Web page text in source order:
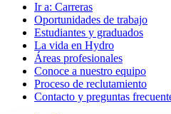
Ir a: Carreras
Oportunidades de trabajo
Estudiantes y graduados
La vida en Hydro
Áreas profesionales
Conoce a nuestro equipo
Proceso de reclutamiento
Contacto y preguntas